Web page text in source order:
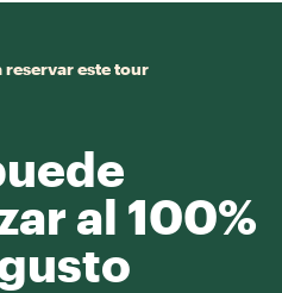
reservar este tour
al 100%